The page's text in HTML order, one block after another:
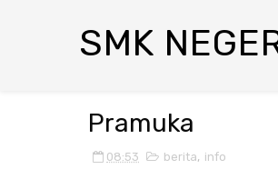
SMK
Pramuka
08:53 berita, info